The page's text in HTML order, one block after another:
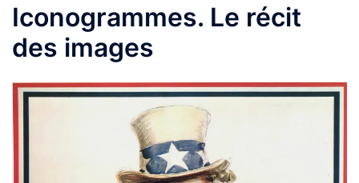
Iconogrammes. Le récit
des images